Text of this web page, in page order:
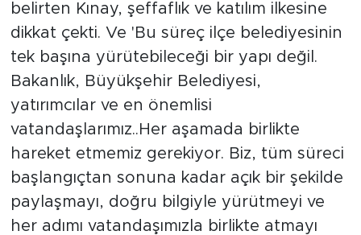
belirten Kınay, şeffaflık ve katılım ilkesine
dikkat çekti. Ve 'Bu süreç ilçe belediyesinin
tek başına yürütebileceği bir yapı değil.
Bakanlık, Büyükşehir Belediyesi,
yatırımcılar ve en önemlisi
vatandaşlarımız..Her aşamada birlikte
hareket etmemiz gerekiyor. Biz, tüm süreci
başlangıçtan sonuna kadar açık bir şekilde
paylaşmayı, doğru bilgiyle yürütmeyi ve
her adımı vatandaşımızla birlikte atmayı